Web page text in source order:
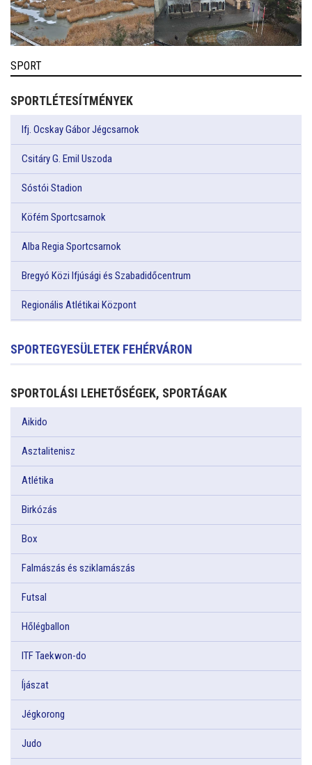
SPORT
SPORTLÉTESÍTMÉNYEK
Ifj. Ocskay Gábor Jégcsarnok
Csitáry G. Emil Uszoda
Sóstói Stadion
Köfém Sportcsarnok
Alba Regia Sportcsarnok
Bregyó Közi Ifjúsági és Szabadidőcentrum
Regionális Atlétikai Központ
SPORTEGYESÜLETEK FEHÉRVÁRON
SPORTOLÁSI LEHETŐSÉGEK, SPORTÁGAK
Aikido
Asztalitenisz
Atlétika
Birkózás
Box
Falmászás és sziklamászás
Futsal
Hőlégballon
ITF Taekwon-do
Íjászat
Jégkorong
Judo